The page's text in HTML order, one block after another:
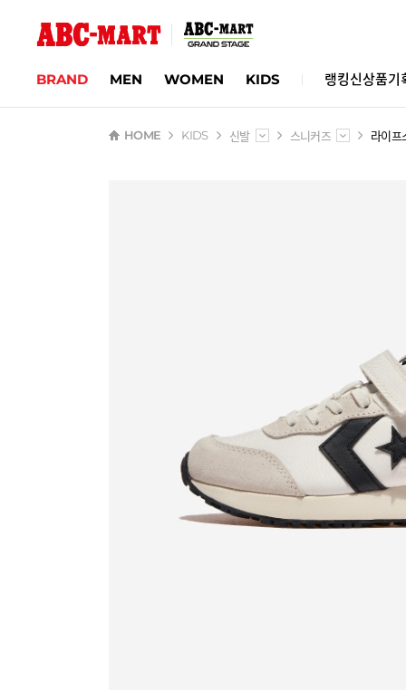
BRAND MEN WOMEN KIDS 랭킹신상품기
HOME KIDS 신발 스니커즈 라이프